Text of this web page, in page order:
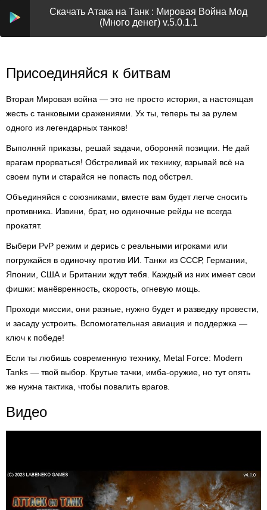
Скачать Атака на Танк : Мировая Война Мод
(Много денег) v.5.0.1.1
Присоединяйся к битвам
Вторая Мировая война — это не просто история, а настоящая
жесть с танковыми сражениями. Ух ты, теперь ты за рулем
одного из легендарных танков!
Выполняй приказы, решай задачи, обороняй позиции. Не дай
врагам прорваться! Обстреливай их технику, взрывай всё на
своем пути и старайся не попасть под обстрел.
Объединяйся с союзниками, вместе вам будет легче сносить
противника. Извини, брат, но одиночные рейды не всегда
прокатят.
Выбери PvP режим и дерись с реальными игроками или
погружайся в одиночку против ИИ. Танки из СССР, Германии,
Японии, США и Британии ждут тебя. Каждый из них имеет свои
фишки: манёвренность, скорость, огневую мощь.
Проходи миссии, они разные, нужно будет и разведку провести,
и засаду устроить. Вспомогательная авиация и поддержка —
ключ к победе!
Если ты любишь современную технику, Metal Force: Modern
Tanks — твой выбор. Крутые тачки, имба-оружие, но тут опять
же нужна тактика, чтобы повалить врагов.
Видео